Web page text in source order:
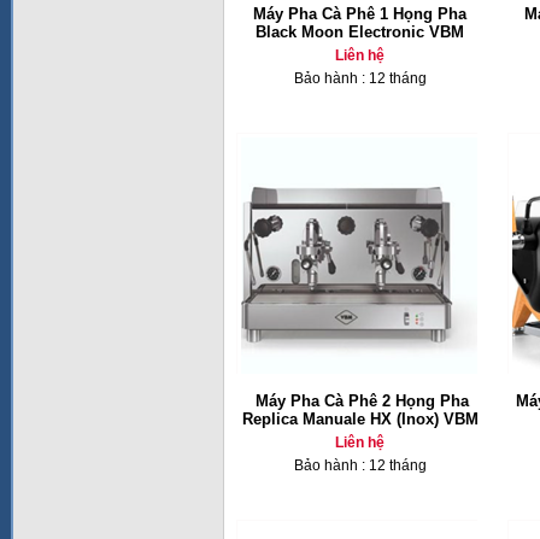
Máy Pha Cà Phê 1 Họng Pha
Black Moon Electronic VBM
Liên hệ
Bảo hành : 12 tháng
Máy Pha Cà Phê 2 Họng Pha
Replica Manuale HX (Inox) VBM
Liên hệ
Bảo hành : 12 tháng